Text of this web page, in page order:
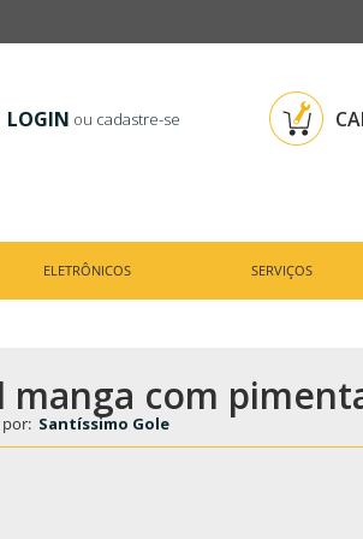
LOGIN ou cadastre-se
ELETRÔNICOS SERVIÇOS
manga com
Santíssimo Gole